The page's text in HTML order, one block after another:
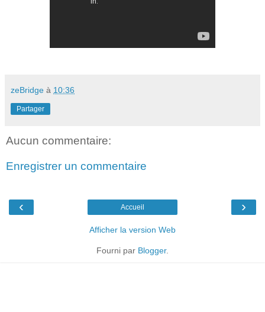
zeBridge à 10:36
Partager
Aucun commentaire:
Enregistrer un commentaire
‹ ›
Accueil
Afficher la version Web
Fourni par Blogger.